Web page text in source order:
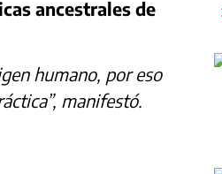
ancestrales de
humano, por eso
manifestó.